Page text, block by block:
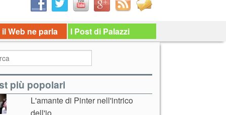
Web ne parla I Post di Palazzi
più popolari
L'amante di Pinter nell'intrico